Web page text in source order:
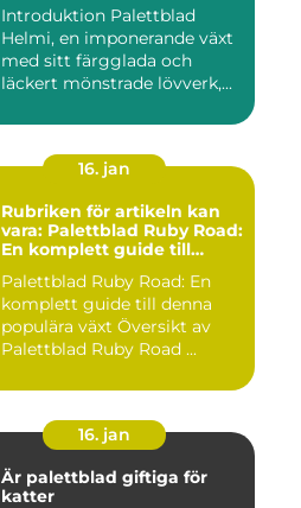
Introduktion Palettblad
Helmi, en imponerande växt
med sitt färgglada och
läckert mönstrade lövverk,...
16. jan
Rubriken för artikeln kan
vara: Palettblad Ruby Road:
En komplett guide till
Palettblad Ruby Road: En
komplett guide till denna
populära växt Översikt av
Palettblad Ruby Road ...
16. jan
Är palettblad giftiga för
katter